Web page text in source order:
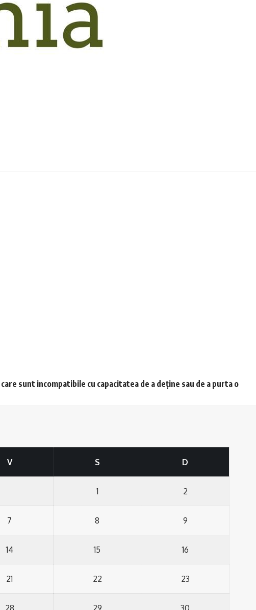
sunt incompatibile cu capacitatea de a deține sau de a purta o
V S D
1 2
7 8 9
14 15 16
21 22 23
28 29 30